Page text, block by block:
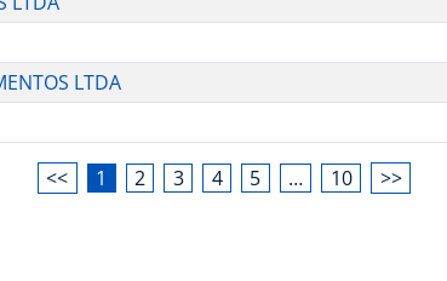
LTDA
<< 1 2 3 4 5 … 10 >>